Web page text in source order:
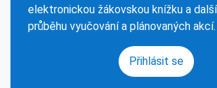
elektronickou žákovskou knížku a
průběhu vyučování a plánovaných akcí.
Přihlásit se